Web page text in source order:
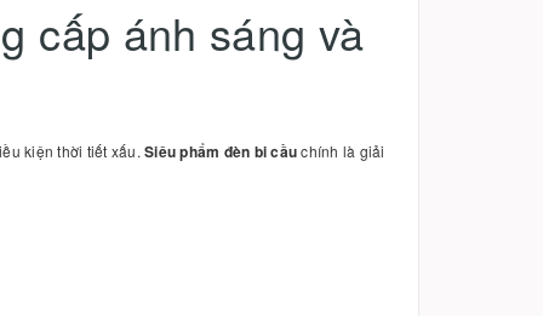
cấp ánh sáng và
kiện thời tiết xấu. Siêu phẩm đèn bi cầuchính là giải